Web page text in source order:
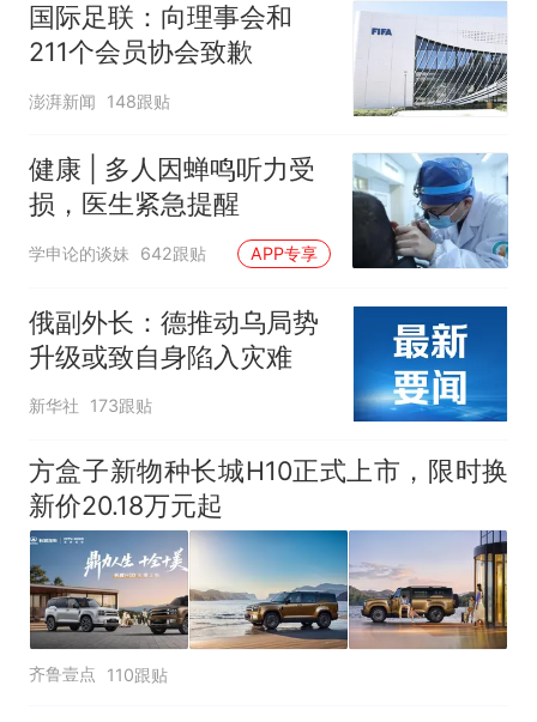
国际足联：向理事会和
211个会员协会致歉
澎湃新闻 148跟贴
健康 | 多人因蝉鸣听力受
损，医生紧急提醒
学申论的谈妹 642跟贴 APP专享
俄副外长：德推动乌局势
升级或致自身陷入灾难
新华社 173跟贴
方盒子新物种长城H10正式上市，限时换
新价20.18万元起
齐鲁壹点 110跟贴